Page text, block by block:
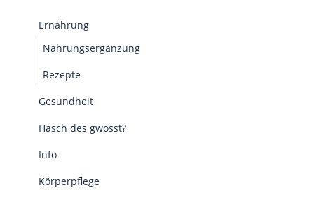
Ernährung
Nahrungsergänzung
Rezepte
Gesundheit
Häsch des gwösst?
Info
Körperpflege